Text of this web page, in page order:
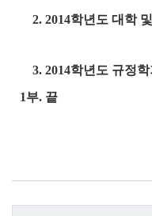
2. 2014학년도 대학
3. 2014학년도 규정
1부. 끝